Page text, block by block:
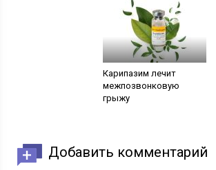
Карипазим лечит
межпозвонковую
грыжу
Добавить комментарий